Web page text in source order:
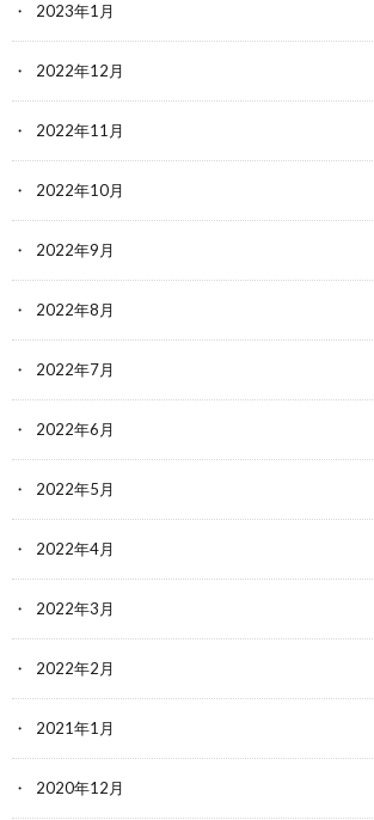
2023年1月
2022年12月
2022年11月
2022年10月
2022年9月
2022年8月
2022年7月
2022年6月
2022年5月
2022年4月
2022年3月
2022年2月
2021年1月
2020年12月